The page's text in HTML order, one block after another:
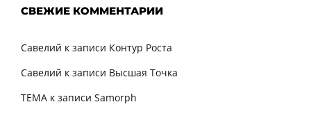
СВЕЖИЕ КОММЕНТАРИИ
Савелий к записи Контур Роста
Савелий к записи Высшая Точка
TEMA к записи Samorph